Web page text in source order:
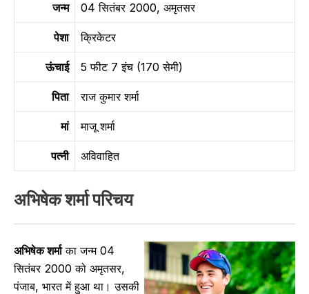
जन्म 04 सितंबर 2000, अमृतसर
पेशा क्रिकेटर
ऊंचाई 5 फीट 7 इंच (170 सेमी)
पिता राज कुमार शर्मा
मां माजू शर्मा
पत्नी अविवाहित
अभिषेक शर्मापरिचय
अभिषेक शर्माका जन्म 04
सितंबर 2000 को अमृतसर,
पंजाब, भारत में हुआ था। उसकी